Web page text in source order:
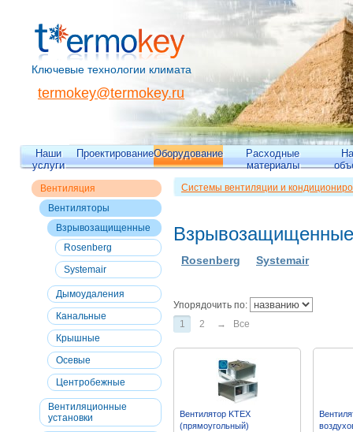
Ключевые технологии климата
termokey@termokey.ru
Наши
услуги
ПроектированиеОборудование
Расходные
материалы
Вентиляция
Вентиляторы
Взрывозащищенные
Rosenberg
Systemair
Дымоудаления
Канальные
Крышные
Осевые
Центробежные
Вентиляционные
установки
Системы вентиляции и
Взрывозащищенные
Rosenberg Systemair
Упорядочить по:
1
2 → Все
Вентилятор KTEX
(прямоугольный)